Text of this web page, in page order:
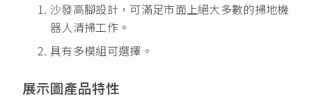
沙發高腳設計，可滿足市面上絕大多數的掃地機
器人清掃工作。
具有多模組可選擇。
展示圖產品特性